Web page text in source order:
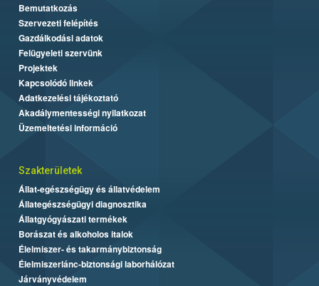
Bemutatkozás
Szervezeti felépítés
Gazdálkodási adatok
Felügyeleti szervünk
Projektek
Kapcsolódó linkek
Adatkezelési tájékoztató
Akadálymentességi nyilatkozat
Üzemeltetési információ
Szakterületek
Állat-egészségügy és állatvédelem
Állategészségügyi diagnosztika
Állatgyógyászati termékek
Borászat és alkoholos italok
Élelmiszer- és takarmánybiztonság
Élelmiszerlánc-biztonsági laborhálózat
Járványvédelem